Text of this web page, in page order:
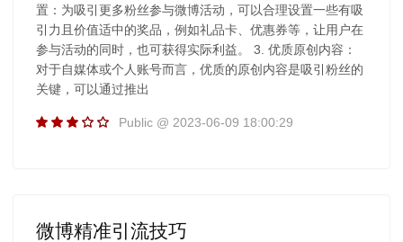
置：为吸引更多粉丝参与微博活动，可以合理设置一些有吸
引力且价值适中的奖品，例如礼品卡、优惠券等，让用户在
参与活动的同时，也可获得实际利益。 3. 优质原创内容：
对于自媒体或个人账号而言，优质的原创内容是吸引粉丝的
关键，可以通过推出
Public @ 2023-06-09 18:00:29
微博精准引流技巧